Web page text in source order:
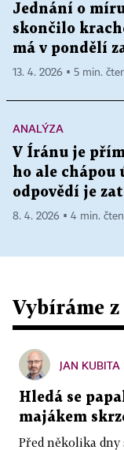
Jednání o
skončilo
má v pondělí
13. 4. 2026 ▪ 5 min.
ANALÝZA
V Íránu je
ho ale chápou
odpovědí je
8. 4. 2026 ▪ 4 min.
Vybíráme z
JAN KUBITA
Hledá se
majákem
Před několika dny